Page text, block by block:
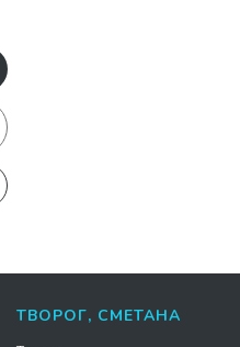
ТВОРОГ, СМЕТАНА